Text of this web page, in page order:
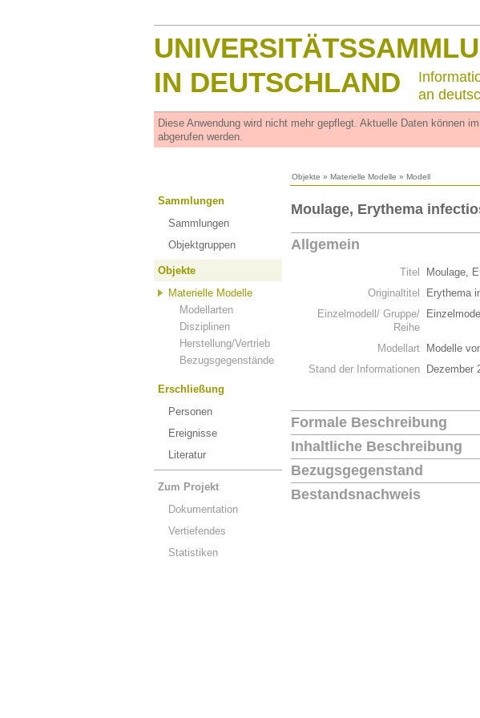
IN DEUTSCHLAND
an
Diese Anwendung wird nicht mehr gepflegt. Aktuelle Daten können im
abgerufen werden.
Objekte » Materielle Modelle » Modell
Sammlungen
Sammlungen
Objektgruppen
Objekte
Materielle Modelle
Modellarten
Disziplinen
Herstellung/Vertrieb
Bezugsgegenstände
Erschließung
Personen
Ereignisse
Literatur
Zum Projekt
Dokumentation
Vertiefendes
Statistiken
Moulage, Erythema
Allgemein
Titel
Moulage,
Originaltitel
Erythema
Einzelmodell/ Gruppe/
Reihe
Einzelmodell
Modellart
Modelle
Stand der Informationen
Dezember
Formale Beschreibung
Inhaltliche Beschreibung
Bezugsgegenstand
Bestandsnachweis